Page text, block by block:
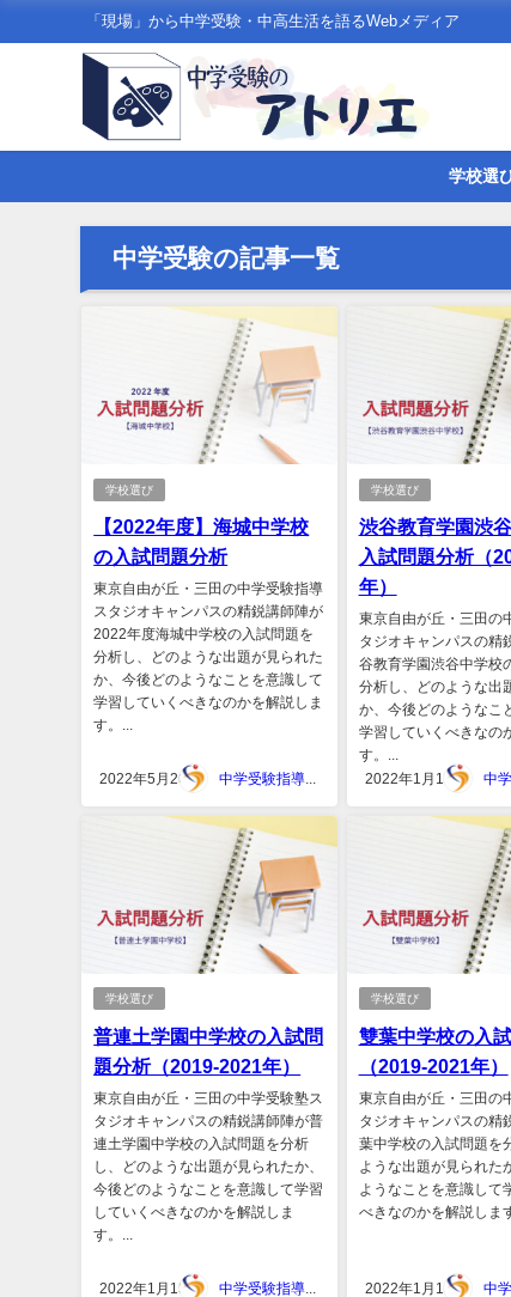
「現場」から中学受験・中高生活を語るWebメディア
学校選
中学受験の記事一覧
学校選び
【2022年度】海城中学校
の入試問題分析
東京自由が丘・三田の中学受験指導
スタジオキャンパスの精鋭講師陣が
2022年度海城中学校の入試問題を
分析し、どのような出題が見られた
か、今後どのようなことを意識して
学習していくべきなのかを解説しま
す。...
2022年5月20日 中学受験指導スタジオキャンパス
学校選び
渋谷教育学園渋
入試問題分析（
年）
東京自由が丘・三田の
タジオキャンパスの精
谷教育学園渋谷中学校
分析し、どのような出
か、今後どのようなこ
学習していくべきなの
す。...
2022年1月15日
学校選び
普連土学園中学校の入試問
題分析（2019-2021年）
東京自由が丘・三田の中学受験塾ス
タジオキャンパスの精鋭講師陣が普
連土学園中学校の入試問題を分析
し、どのような出題が見られたか、
今後どのようなことを意識して学習
していくべきなのかを解説しま
す。...
2022年1月15日 中学受験指導スタジオキャンパス
学校選び
雙葉中学校の入
（2019-2021年）
東京自由が丘・三田の
タジオキャンパスの精
葉中学校の入試問題を
ような出題が見られた
ようなことを意識して
べきなのかを解説しま
2022年1月15日